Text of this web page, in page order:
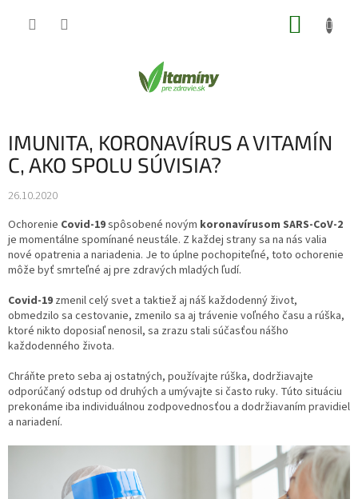
IMUNITA, KORONAVÍRUS A VITAMÍN
C, AKO SPOLU SÚVISIA?
26.10.2020
Ochorenie Covid-19spôsobené novým koronavírusom SARS-CoV-2
je momentálne spomínané neustále. Z každej strany sa na nás valia
nové opatrenia a nariadenia. Je to úplne pochopiteľné, toto ochorenie
môže byť smrteľné aj pre zdravých mladých ľudí.
Covid-19 zmenil celý svet a taktiež aj náš každodenný život,
obmedzilo sa cestovanie, zmenilo sa aj trávenie voľného času a rúška,
ktoré nikto doposiaľ nenosil, sa zrazu stali súčasťou nášho
každodenného života.
Chráňte preto seba aj ostatných, používajte rúška, dodržiavajte
odporúčaný odstup od druhých a umývajte si často ruky. Túto situáciu
prekonáme iba individuálnou zodpovednosťou a dodržiavaním pravidiel
a nariadení.